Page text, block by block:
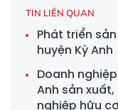
TIN LIÊN QUAN
Phát triển
huyện Kỳ Anh
Doanh
Anh sản
nghiệp hữu cơ